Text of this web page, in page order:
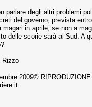
parlare degli altri problemi
del governo, prevista
maga­ri in aprile, se non a
delle scorie sarà al Sud. A
Rizzo
2009©